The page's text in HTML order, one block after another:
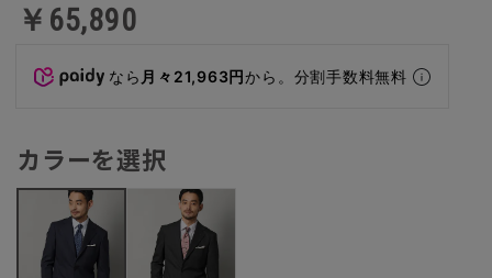
￥65,890
なら 月々21,963円から。分割手数料無料
カラーを選択